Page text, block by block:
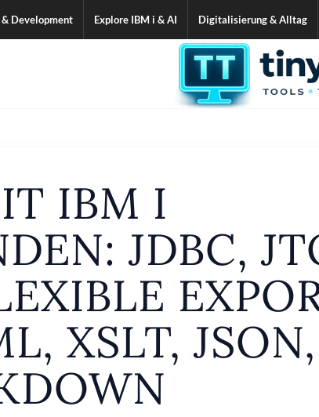
& Development Explore IBM i & AI Digitalisierung & Alltag
IBM I
JDBC,
XSLT,